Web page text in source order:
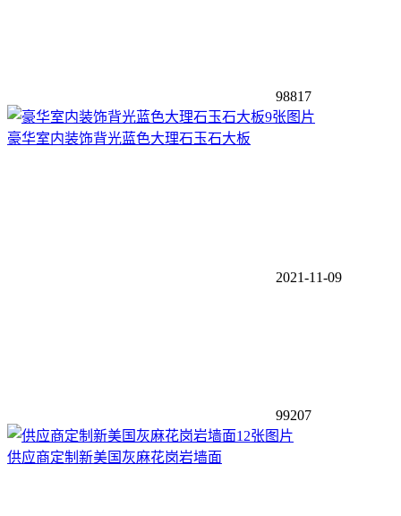
98817
9张图片
豪华室内装饰背光蓝色大理石玉石大板
2021-11-09
99207
12张图片
供应商定制新美国灰麻花岗岩墙面